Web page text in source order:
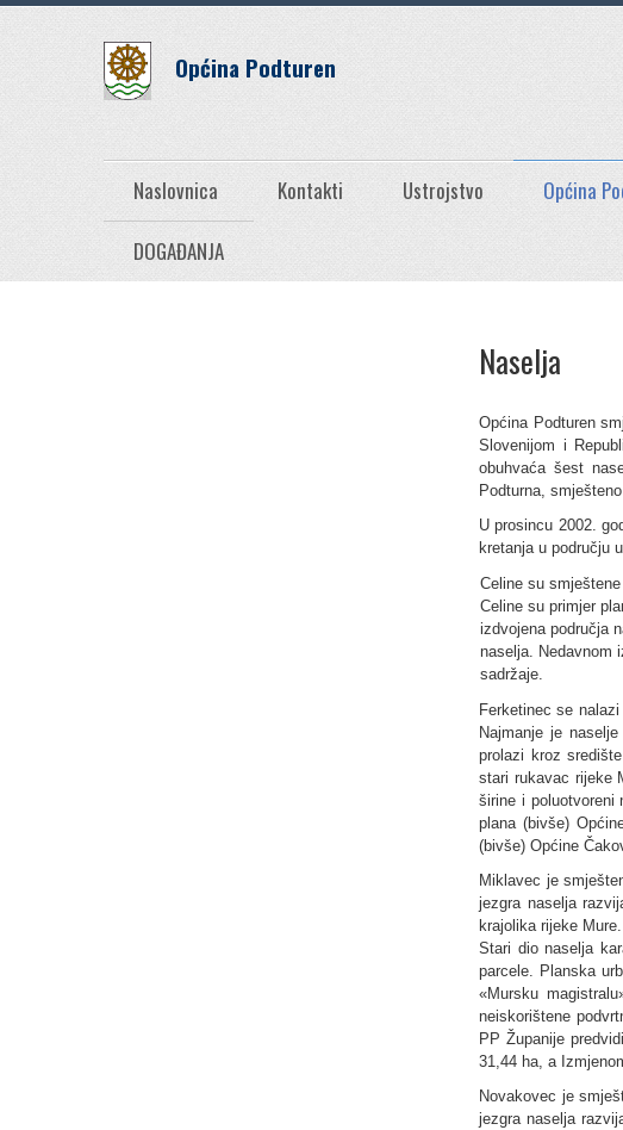
Općina Podturen
Naslovnica Kontakti Ustrojstvo Općina
DOGAĐANJA
Naselja
Općina Podturen
Slovenijom i
obuhvaća šest
Podturna,
U prosincu 2002.
kretanja u području
Celine su
Celine su primjer
izdvojena područja
naselja. Nedavnom
sadržaje.
Ferketinec se
Najmanje je
prolazi kroz
stari rukavac rijeke
širine i poluotvoreni
plana (bivše)
(bivše) Općine
Miklavec je
jezgra naselja
krajolika rijeke Mure.
Stari dio naselja
parcele. Planska
«Mursku
neiskorištene
PP Županije
31,44 ha, a
Novakovec je
jezgra naselja